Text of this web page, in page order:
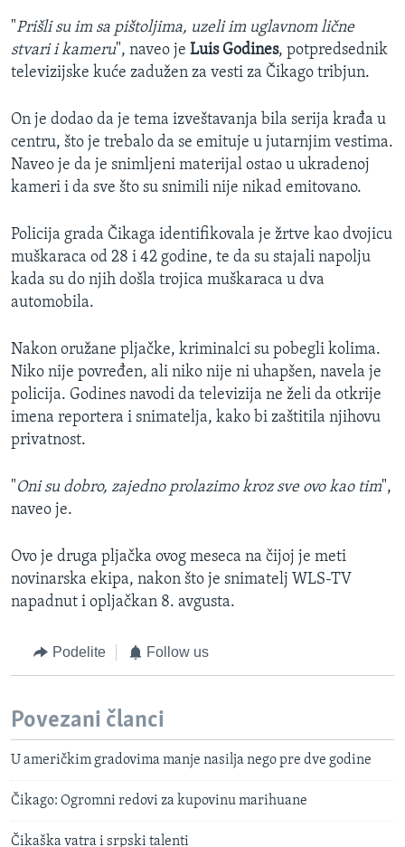
"Prišli su im sa pištoljima, uzeli im uglavnom lične
stvari i kameru", naveo je Luis Godines, potpredsednik
televizijske kuće zadužen za vesti za Čikago tribjun.
On je dodao da je tema izveštavanja bila serija krađa u
centru, što je trebalo da se emituje u jutarnjim vestima.
Naveo je da je snimljeni materijal ostao u ukradenoj
kameri i da sve što su snimili nije nikad emitovano.
Policija grada Čikaga identifikovala je žrtve kao dvojicu
muškaraca od 28 i 42 godine, te da su stajali napolju
kada su do njih došla trojica muškaraca u dva
automobila.
Nakon oružane pljačke, kriminalci su pobegli kolima.
Niko nije povređen, ali niko nije ni uhapšen, navela je
policija. Godines navodi da televizija ne želi da otkrije
imena reportera i snimatelja, kako bi zaštitila njihovu
privatnost.
"Oni su dobro, zajedno prolazimo kroz sve ovo kao tim",
naveo je.
Ovo je druga pljačka ovog meseca na čijoj je meti
novinarska ekipa, nakon što je snimatelj WLS-TV
napadnut i opljačkan 8. avgusta.
Podelite Follow us
Povezani članci
U američkim gradovima manje nasilja nego pre dve godine
Čikago: Ogromni redovi za kupovinu marihuane
Čikaška vatra i srpski talenti